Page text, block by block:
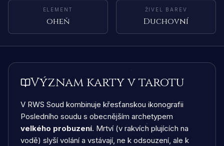
ELEMENT
oheň
ŽIVEL BAREV
Duchovní
Význam karty v tarotu
V RWS Soud kombinuje křesťanskou ikonografii
Posledního soudu s obecnějším archetypem
velkého probuzení. Mrtví (v rakvích plujících na
vodě) slyší volání a vstávají, ne k odsouzení, ale k